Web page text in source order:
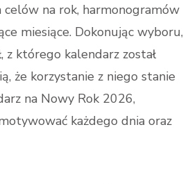
na rok, harmonogramów
miesiące. Dokonując wyboru,
z którego kalendarz został
że korzystanie z niego stanie
na Nowy Rok 2026,
każdego dnia oraz